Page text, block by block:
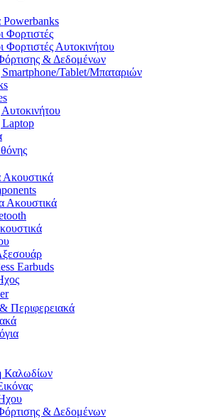
Φορτιστές
Φορτιστές Αυτοκινήτου
& Δεδομένων
Smartphone/Tablet/Μπαταριών
Laptop
Ακουστικά
Earbuds
Περιφερειακά
Καλωδίων
& Δεδομένων